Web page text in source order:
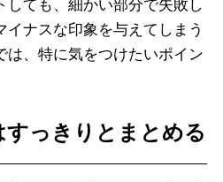
しても、細かい部分で失敗し
イナスな印象を与えてしまう
は、特に気をつけたいポイン
すっきりとまとめる